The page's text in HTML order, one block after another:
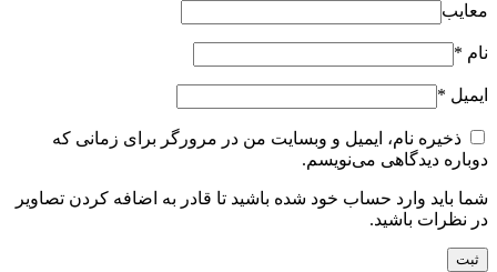
معایب
نام *
ایمیل *
ذخیره نام، ایمیل و وبسایت من در مرورگر برای زمانی که
دوباره دیدگاهی می‌نویسم.
شما باید وارد حساب خود شده باشید تا قادر به اضافه کردن تصاویر
در نظرات باشید.